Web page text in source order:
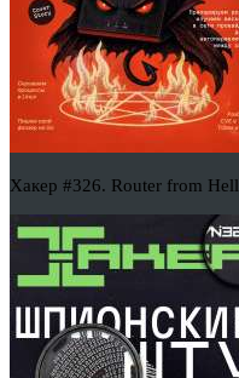
Хакер #326. Router from Hell